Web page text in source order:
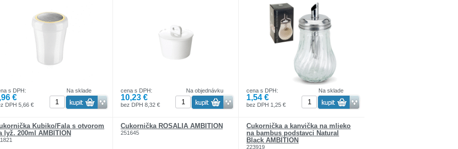
vyčistiť, vhodná do umývačky. 3
Na sklade
s DPH:
€
DPH 5,66 €
Na objednávku
cena s DPH:
10,23 €
bez DPH 8,32 €
Na sklade
cena s DPH:
1,54 €
bez DPH 1,25 €
Kubiko/Fala s otvorom
lyž. 200ml AMBITION
Cukornička ROSALIA AMBITION
251645
Cukornička a kanvička na mlieko
na bambus podstavci Natural
Black AMBITION
223919